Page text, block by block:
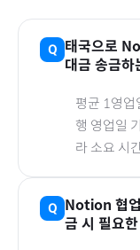
태국으로
대금 송금하
평균 1영업
행 영업일
라 소요 시
Notion 협
금 시 필요